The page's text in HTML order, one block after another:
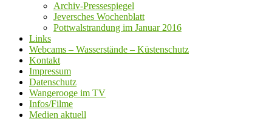
Archiv-Pressespiegel
Jeversches Wochenblatt
Pottwalstrandung im Januar 2016
Links
Webcams – Wasserstände – Küstenschutz
Kontakt
Impressum
Datenschutz
Wangerooge im TV
Infos/Filme
Medien aktuell